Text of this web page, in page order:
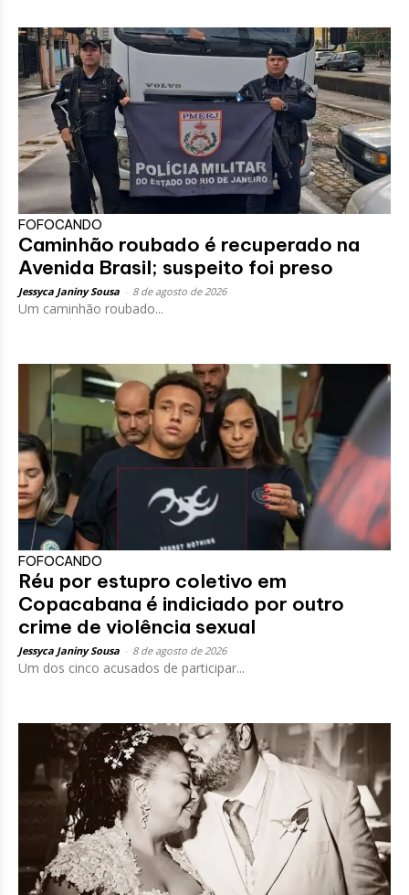
FOFOCANDO
Caminhão roubado é recuperado na
Avenida Brasil; suspeito foi preso
Jessyca Janiny Sousa 8 de agosto de 2026
Um caminhão roubado...
FOFOCANDO
Réu por estupro coletivo em
Copacabana é indiciado por outro
crime de violência sexual
Jessyca Janiny Sousa 8 de agosto de 2026
Um dos cinco acusados de participar...